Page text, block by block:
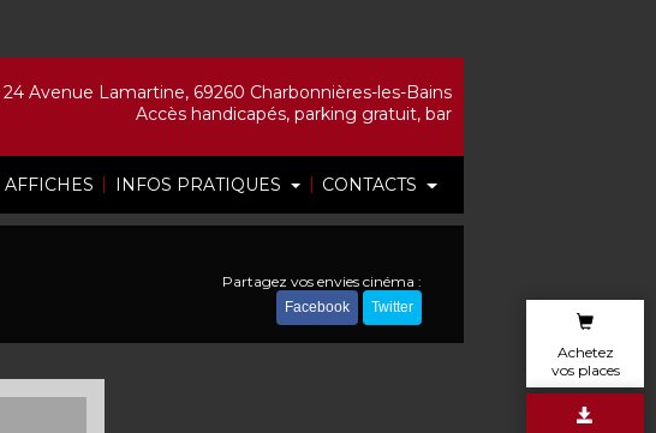
AFFICHES | INFOS PRATIQUES | CONTACTS
Achetez
vos places
24 Avenue Lamartine, 69260 Charbonnières-les-Bains
Accès handicapés, parking gratuit, bar
Partagez vos envies cinéma :
Facebook Twitter